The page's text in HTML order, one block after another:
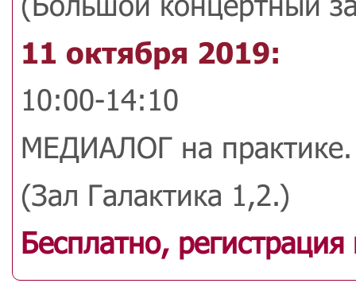
11 октября 2019:
10:00-14:10
МЕДИАЛОГ на практике.
(Зал Галактика 1,2.)
Бесплатно, регистрация